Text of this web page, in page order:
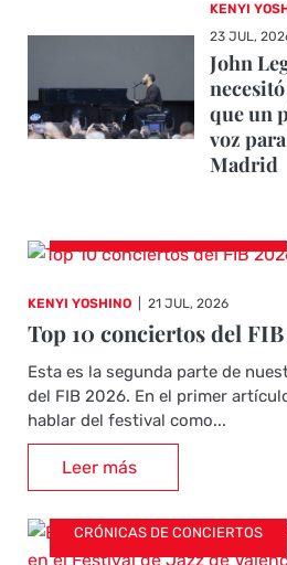
KENYI
23 JUL,
John
que un
voz
Madrid
KENYI YOSHINO 21 JUL, 2026
Top 10 conciertos del
Esta es la segunda parte de
del FIB 2026. En el primer
hablar del festival como...
Leer más
CRÓNICAS DE CONCIERTOS